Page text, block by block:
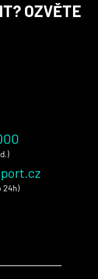
OZVĚTE
24h)